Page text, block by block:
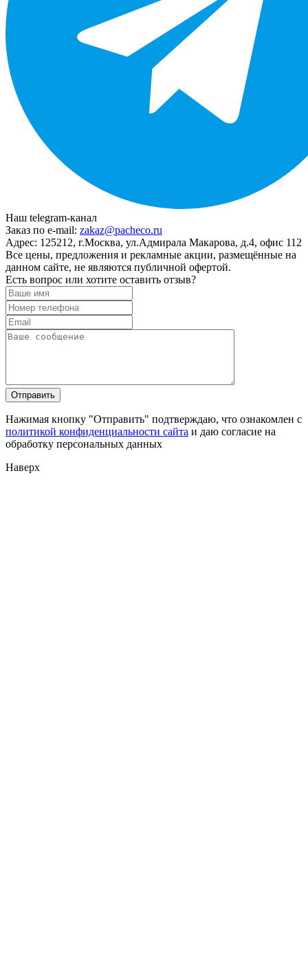
Наш telegram-канал
Заказ по e-mail: zakaz@pacheco.ru
Адрес: 125212, г.Москва, ул.Адмирала Макарова, д.4, офис 112
Все цены, предложения и рекламные акции, размещённые на
данном сайте, не являются публичной офертой.
Есть вопрос или хотите оставить отзыв?
Нажимая кнопку "Отправить" подтверждаю, что ознакомлен с
политикой конфиденциальности сайта и даю согласие на
обработку персональных данных
Наверх